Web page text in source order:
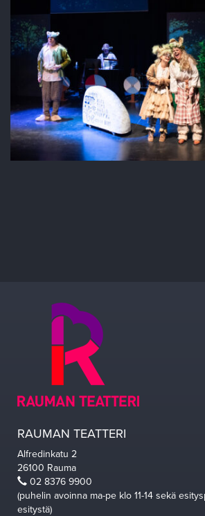
RAUMAN TEATTERI
Alfredinkatu 2
26100 Rauma
02 8376 9900
(puhelin avoinna ma-pe klo 11-14 sekä
esitystä)